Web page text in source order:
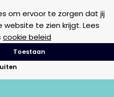
om ervoor te zorgen dat jij
te zien krijgt. Lees
cookie beleid
Toestaan
gevonden.